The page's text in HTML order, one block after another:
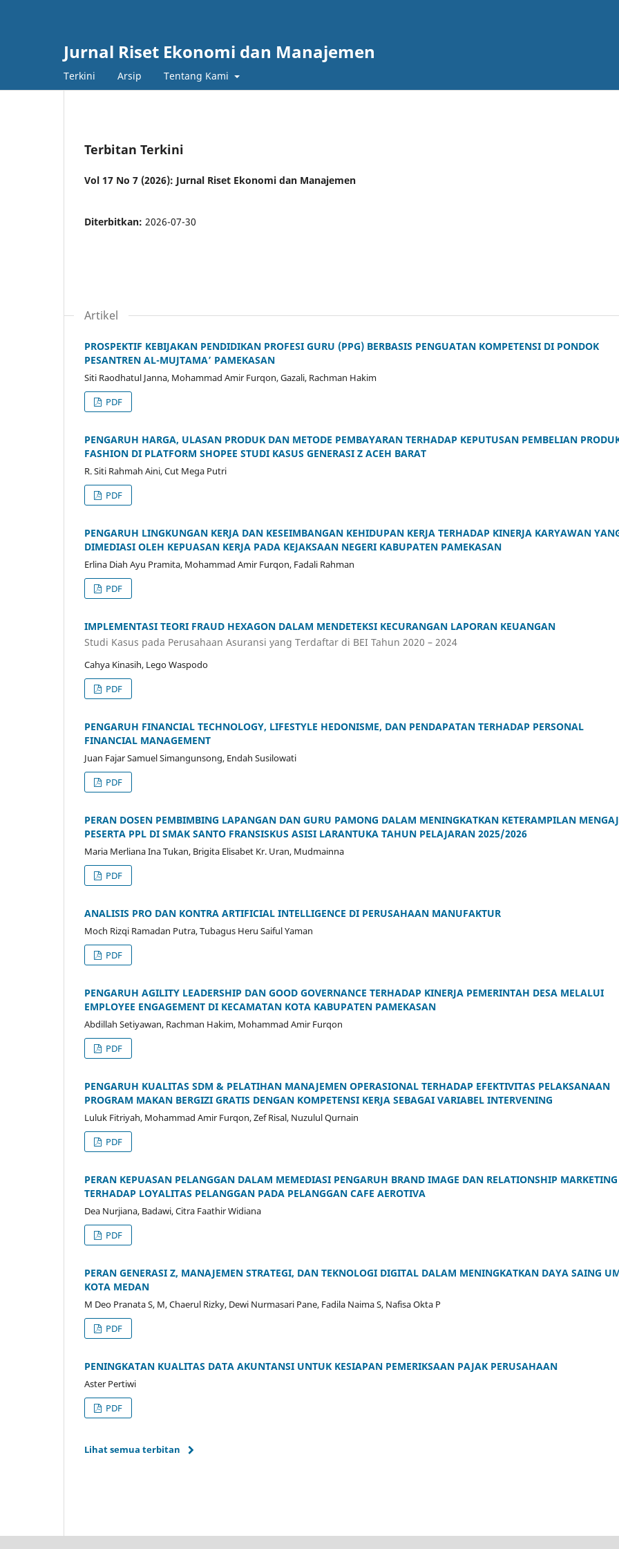
Jurnal Riset Ekonomi dan Manajemen
Terkini Arsip Tentang Kami
Terbitan Terkini
Vol 17 No 7 (2026): Jurnal Riset Ekonomi dan Manajemen
Diterbitkan: 2026-07-30
Artikel
PROSPEKTIF KEBIJAKAN PENDIDIKAN PROFESI GURU (PPG) BERBASIS PENGUATAN KOMPETENSI DI PONDOK
PESANTREN AL-MUJTAMA’ PAMEKASAN
Siti Raodhatul Janna, Mohammad Amir Furqon, Gazali, Rachman Hakim
PDF
PENGARUH HARGA, ULASAN PRODUK DAN METODE PEMBAYARAN TERHADAP KEPUTUSAN PEMBELIAN
FASHION DI PLATFORM SHOPEE STUDI KASUS GENERASI Z ACEH BARAT
R. Siti Rahmah Aini, Cut Mega Putri
PDF
PENGARUH LINGKUNGAN KERJA DAN KESEIMBANGAN KEHIDUPAN KERJA TERHADAP KINERJA KARYAWAN
DIMEDIASI OLEH KEPUASAN KERJA PADA KEJAKSAAN NEGERI KABUPATEN PAMEKASAN
Erlina Diah Ayu Pramita, Mohammad Amir Furqon, Fadali Rahman
PDF
IMPLEMENTASI TEORI FRAUD HEXAGON DALAM MENDETEKSI KECURANGAN LAPORAN KEUANGAN
Studi Kasus pada Perusahaan Asuransi yang Terdaftar di BEI Tahun 2020 – 2024
Cahya Kinasih, Lego Waspodo
PDF
PENGARUH FINANCIAL TECHNOLOGY, LIFESTYLE HEDONISME, DAN PENDAPATAN TERHADAP PERSONAL
FINANCIAL MANAGEMENT
Juan Fajar Samuel Simangunsong, Endah Susilowati
PDF
PERAN DOSEN PEMBIMBING LAPANGAN DAN GURU PAMONG DALAM MENINGKATKAN KETERAMPILAN
PESERTA PPL DI SMAK SANTO FRANSISKUS ASISI LARANTUKA TAHUN PELAJARAN 2025/2026
Maria Merliana Ina Tukan, Brigita Elisabet Kr. Uran, Mudmainna
PDF
ANALISIS PRO DAN KONTRA ARTIFICIAL INTELLIGENCE DI PERUSAHAAN MANUFAKTUR
Moch Rizqi Ramadan Putra, Tubagus Heru Saiful Yaman
PDF
PENGARUH AGILITY LEADERSHIP DAN GOOD GOVERNANCE TERHADAP KINERJA PEMERINTAH DESA MELALUI
EMPLOYEE ENGAGEMENT DI KECAMATAN KOTA KABUPATEN PAMEKASAN
Abdillah Setiyawan, Rachman Hakim, Mohammad Amir Furqon
PDF
PENGARUH KUALITAS SDM & PELATIHAN MANAJEMEN OPERASIONAL TERHADAP EFEKTIVITAS PELAKSANAAN
PROGRAM MAKAN BERGIZI GRATIS DENGAN KOMPETENSI KERJA SEBAGAI VARIABEL INTERVENING
Luluk Fitriyah, Mohammad Amir Furqon, Zef Risal, Nuzulul Qurnain
PDF
PERAN KEPUASAN PELANGGAN DALAM MEMEDIASI PENGARUH BRAND IMAGE DAN RELATIONSHIP MARKETING
TERHADAP LOYALITAS PELANGGAN PADA PELANGGAN CAFE AEROTIVA
Dea Nurjiana, Badawi, Citra Faathir Widiana
PDF
PERAN GENERASI Z, MANAJEMEN STRATEGI, DAN TEKNOLOGI DIGITAL DALAM MENINGKATKAN DAYA SAING
KOTA MEDAN
M Deo Pranata S, M, Chaerul Rizky, Dewi Nurmasari Pane, Fadila Naima S, Nafisa Okta P
PDF
PENINGKATAN KUALITAS DATA AKUNTANSI UNTUK KESIAPAN PEMERIKSAAN PAJAK PERUSAHAAN
Aster Pertiwi
PDF
Lihat semua terbitan